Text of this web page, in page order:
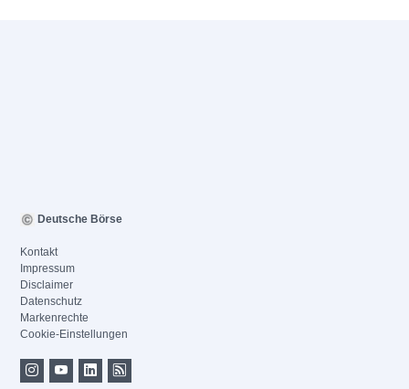
Deutsche Börse
Kontakt
Impressum
Disclaimer
Datenschutz
Markenrechte
Cookie-Einstellungen